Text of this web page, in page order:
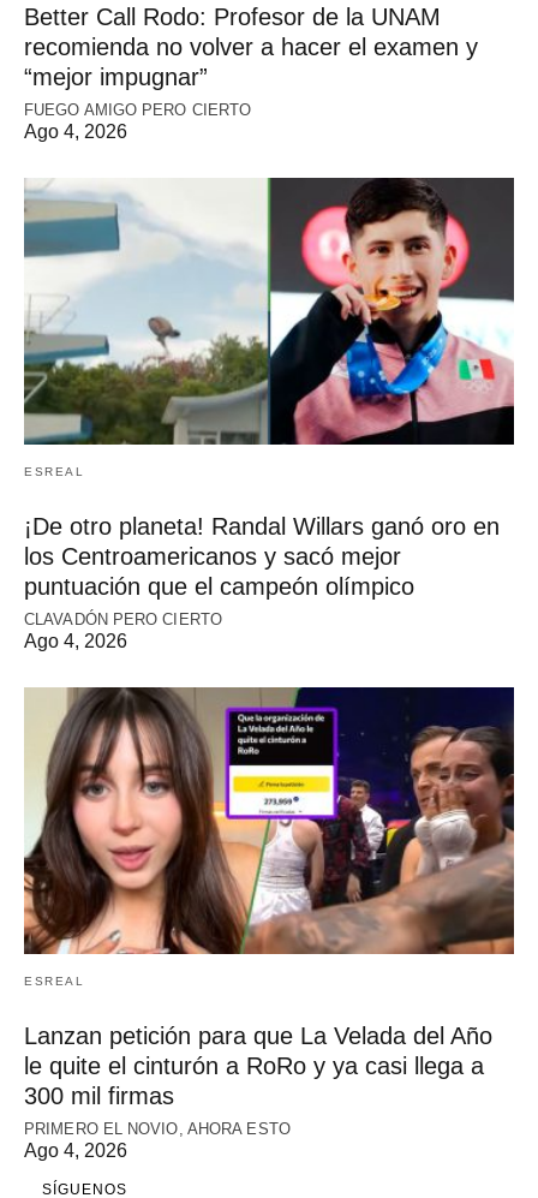
Better Call Rodo: Profesor de la UNAM
recomienda no volver a hacer el examen y
“mejor impugnar”
FUEGO AMIGO PERO CIERTO
Ago 4, 2026
ESREAL
¡De otro planeta! Randal Willars ganó oro en
los Centroamericanos y sacó mejor
puntuación que el campeón olímpico
CLAVADÓN PERO CIERTO
Ago 4, 2026
ESREAL
Lanzan petición para que La Velada del Año
le quite el cinturón a RoRo y ya casi llega a
300 mil firmas
PRIMERO EL NOVIO, AHORA ESTO
Ago 4, 2026
SÍGUENOS